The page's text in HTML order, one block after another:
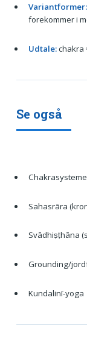
Variantformer:
forekommer i
Udtale:chakra
Se også
Sahasrāra
Svādhiṣṭhāna
Grounding/
Kundalinī-yoga